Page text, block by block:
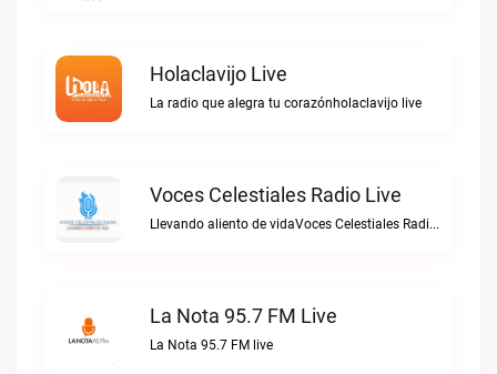
Holaclavijo Live
La radio que alegra tu corazónholaclavijo live
Voces Celestiales Radio Live
Llevando aliento de vidaVoces Celestiales Radio live
La Nota 95.7 FM Live
La Nota 95.7 FM live